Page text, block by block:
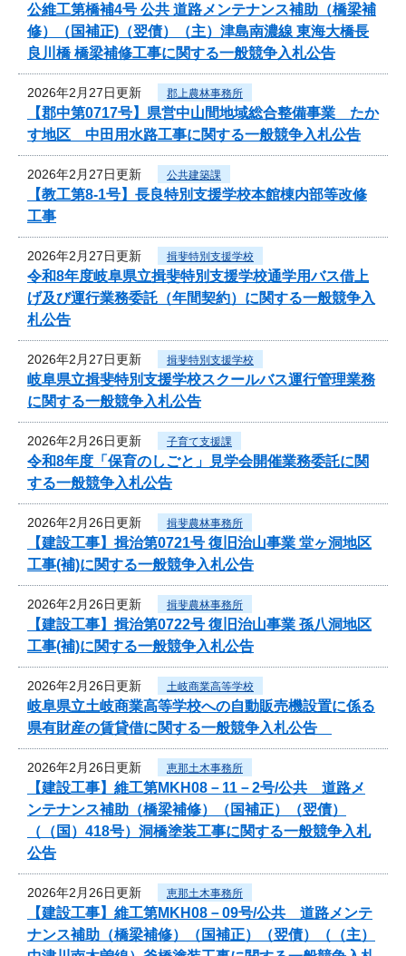
公維工第橋補4号 公共 道路メンテナンス補助（橋梁補
修）（国補正)（翌債）（主）津島南濃線 東海大橋長
良川橋 橋梁補修工事に関する一般競争入札公告
2026年2月27日更新 郡上農林事務所
【郡中第0717号】県営中山間地域総合整備事業 たか
す地区 中田用水路工事に関する一般競争入札公告
2026年2月27日更新 公共建築課
【教工第8-1号】長良特別支援学校本館棟内部等改修
工事
2026年2月27日更新 揖斐特別支援学校
令和8年度岐阜県立揖斐特別支援学校通学用バス借上
げ及び運行業務委託（年間契約）に関する一般競争入
札公告
2026年2月27日更新 揖斐特別支援学校
岐阜県立揖斐特別支援学校スクールバス運行管理業務
に関する一般競争入札公告
2026年2月26日更新 子育て支援課
令和8年度「保育のしごと」見学会開催業務委託に関
する一般競争入札公告
2026年2月26日更新 揖斐農林事務所
【建設工事】揖治第0721号 復旧治山事業 堂ヶ洞地区
工事(補)に関する一般競争入札公告
2026年2月26日更新 揖斐農林事務所
【建設工事】揖治第0722号 復旧治山事業 孫八洞地区
工事(補)に関する一般競争入札公告
2026年2月26日更新 土岐商業高等学校
岐阜県立土岐商業高等学校への自動販売機設置に係る
県有財産の賃貸借に関する一般競争入札公告
2026年2月26日更新 恵那土木事務所
【建設工事】維工第MKH08－11－2号/公共 道路メ
ンテナンス補助（橋梁補修）（国補正）（翌債）
（（国）418号）洞橋塗装工事に関する一般競争入札
公告
2026年2月26日更新 恵那土木事務所
【建設工事】維工第MKH08－09号/公共 道路メンテ
ナンス補助（橋梁補修）（国補正）（翌債）（（主）